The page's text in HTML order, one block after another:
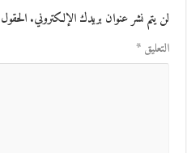
لن يتم نشر عنوان بريدك الإلكتروني.
التعليق*